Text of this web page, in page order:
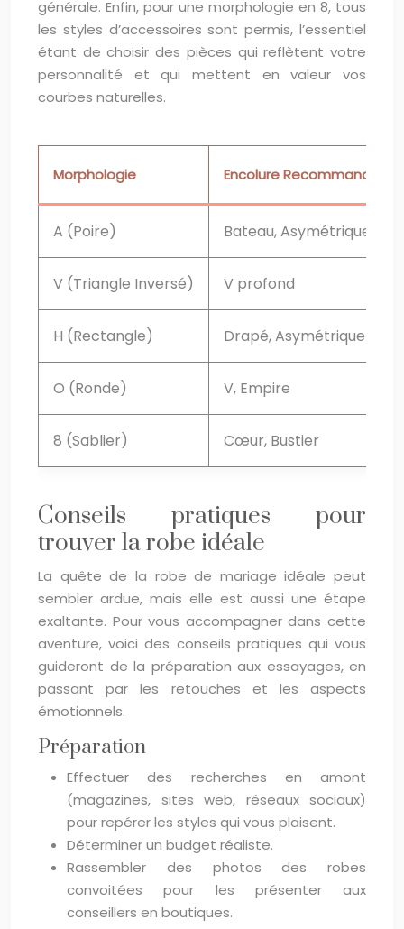
générale. Enfin, pour une morphologie en 8, tous
les styles d’accessoires sont permis, l’essentiel
étant de choisir des pièces qui reflètent votre
personnalité et qui mettent en valeur vos
courbes naturelles.
Morphologie Encolure Recommandée
A (Poire) Bateau, Asymétrique
V (Triangle Inversé) V profond
H (Rectangle) Drapé, Asymétrique
O (Ronde) V, Empire
8 (Sablier) Cœur, Bustier
Conseils pratiques pour
trouver la robe idéale
La quête de la robe de mariage idéale peut
sembler ardue, mais elle est aussi une étape
exaltante. Pour vous accompagner dans cette
aventure, voici des conseils pratiques qui vous
guideront de la préparation aux essayages, en
passant par les retouches et les aspects
émotionnels.
Préparation
Effectuer des recherches en amont
(magazines, sites web, réseaux sociaux)
pour repérer les styles qui vous plaisent.
Déterminer un budget réaliste.
Rassembler des photos des robes
convoitées pour les présenter aux
conseillers en boutiques.